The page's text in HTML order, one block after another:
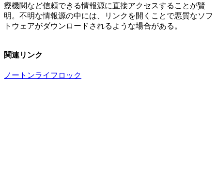
療機関など信頼できる情報源に直接アクセスすることが賢
明。不明な情報源の中には、リンクを開くことで悪質なソフ
トウェアがダウンロードされるような場合がある。
関連リンク
ノートンライフロック